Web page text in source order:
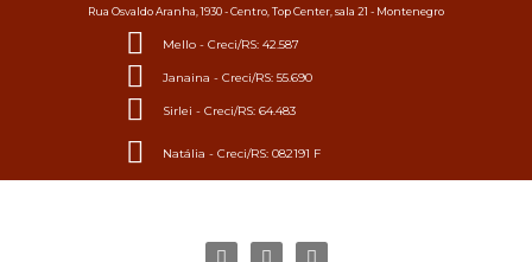
Rua Osvaldo Aranha, 1930 - Centro, Top Center, sala 21 - Montenegro
Mello - Creci/RS: 42.587
Janaina - Creci/RS: 55.690
Sirlei - Creci/RS: 64.483
Natália - Creci/RS: 082191 F